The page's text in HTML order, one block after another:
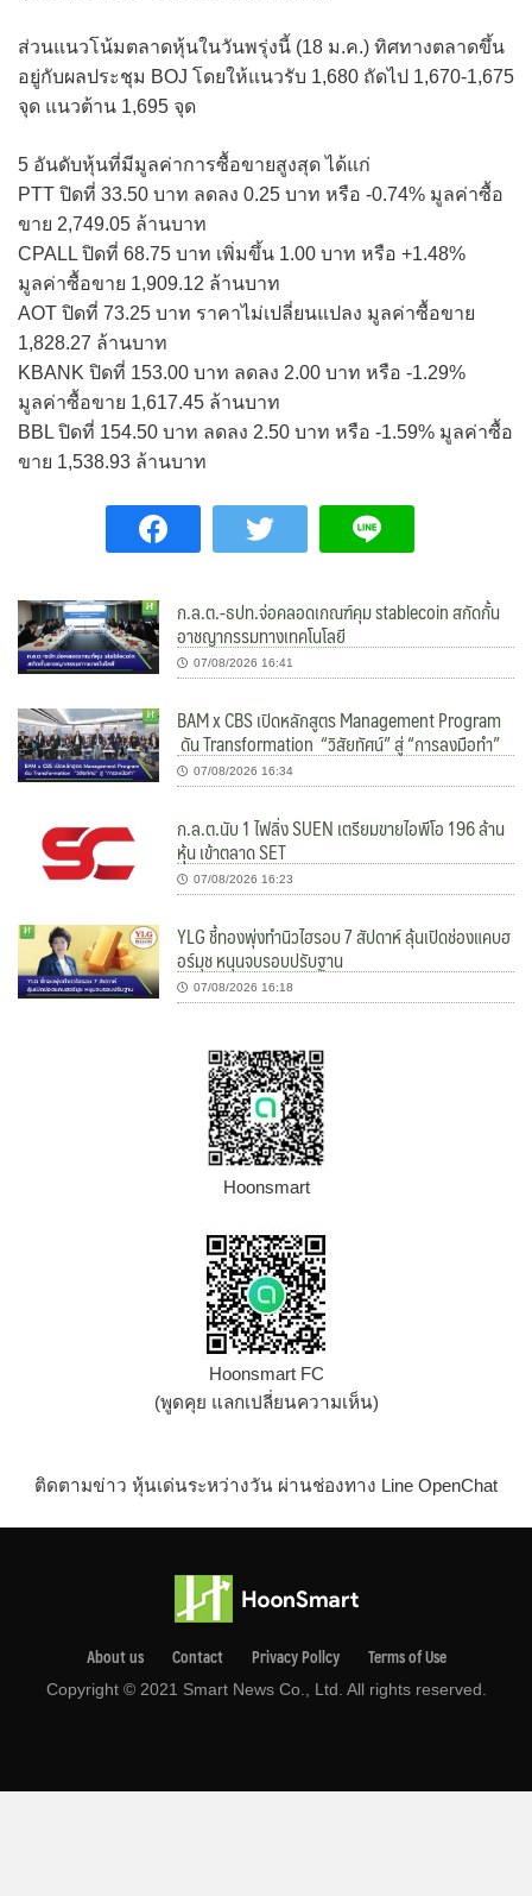
ส่วนแนวโน้มตลาดหุ้นในวันพรุ่งนี้ (18 ม.ค.) ทิศทางตลาดขึ้น
อยู่กับผลประชุม BOJ โดยให้แนวรับ 1,680 ถัดไป 1,670-1,675
จุด แนวต้าน 1,695 จุด
5 อันดับหุ้นที่มีมูลค่าการซื้อขายสูงสุด ได้แก่
PTT ปิดที่ 33.50 บาท ลดลง 0.25 บาท หรือ -0.74% มูลค่าซื้อ
ขาย 2,749.05 ล้านบาท
CPALL ปิดที่ 68.75 บาท เพิ่มขึ้น 1.00 บาท หรือ +1.48%
มูลค่าซื้อขาย 1,909.12 ล้านบาท
AOT ปิดที่ 73.25 บาท ราคาไม่เปลี่ยนแปลง มูลค่าซื้อขาย
1,828.27 ล้านบาท
KBANK ปิดที่ 153.00 บาท ลดลง 2.00 บาท หรือ -1.29%
มูลค่าซื้อขาย 1,617.45 ล้านบาท
BBL ปิดที่ 154.50 บาท ลดลง 2.50 บาท หรือ -1.59% มูลค่าซื้อ
ขาย 1,538.93 ล้านบาท
ก.ล.ต.-ธปท.จ่อคลอดเกณฑ์คุม stablecoin สกัดกั้น
อาชญากรรมทางเทคโนโลยี
07/08/2026 16:41
BAM x CBS เปิดหลักสูตร Management Program
ดัน Transformation “วิสัยทัศน์” สู่ “การลงมือทำ”
07/08/2026 16:34
ก.ล.ต.นับ 1 ไฟลิ่ง SUEN เตรียมขายไอพีโอ 196 ล้าน
หุ้น เข้าตลาด SET
07/08/2026 16:23
YLG ชี้ทองพุ่งทำนิวไฮรอบ 7 สัปดาห์ ลุ้นเปิดช่องแคบฮ
อร์มุช หนุนจบรอบปรับฐาน
07/08/2026 16:18
Hoonsmart
Hoonsmart FC
(พูดคุย แลกเปลี่ยนความเห็น)
ติดตามข่าว หุ้นเด่นระหว่างวัน ผ่านช่องทาง Line OpenChat
About us Contact Privacy Pollcy Terms of Use
Copyright © 2021 Smart News Co., Ltd. All rights reserved.